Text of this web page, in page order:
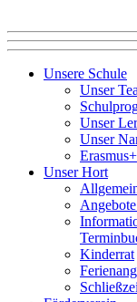
Unsere Schule
Unser
Unser
Unser
Erasmus+
Unser Hort
Kinderrat